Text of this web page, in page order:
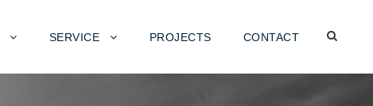
SERVICE PROJECTS CONTACT